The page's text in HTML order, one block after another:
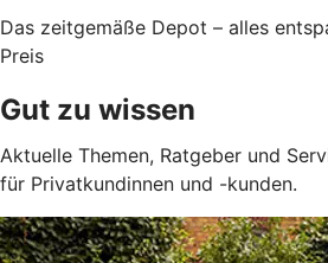
Das zeitgemäße Depot – alles
Preis
Gut zu wissen
Aktuelle Themen, Ratgeber und
für Privatkundinnen und -kunden.